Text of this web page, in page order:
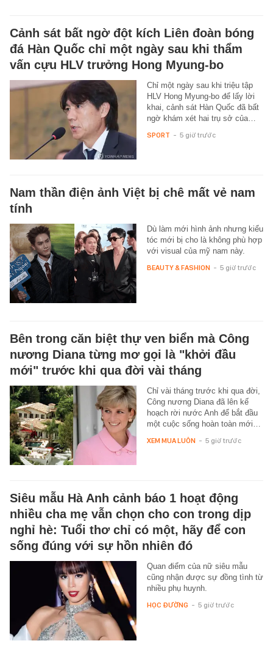
Cảnh sát bất ngờ đột kích Liên đoàn bóng
đá Hàn Quốc chỉ một ngày sau khi thẩm
vấn cựu HLV trưởng Hong Myung-bo
Chỉ một ngày sau khi triệu tập
HLV Hong Myung-bo để lấy lời
khai, cảnh sát Hàn Quốc đã bất
ngờ khám xét hai trụ sở của…
SPORT - 5 giờ trước
Nam thần điện ảnh Việt bị chê mất vẻ nam
tính
Dù làm mới hình ảnh nhưng kiểu
tóc mới bị cho là không phù hợp
với visual của mỹ nam này.
BEAUTY & FASHION - 5 giờ trước
Bên trong căn biệt thự ven biển mà Công
nương Diana từng mơ gọi là "khởi đầu
mới" trước khi qua đời vài tháng
Chỉ vài tháng trước khi qua đời,
Công nương Diana đã lên kế
hoạch rời nước Anh để bắt đầu
một cuộc sống hoàn toàn mới…
XEM MUA LUÔN - 5 giờ trước
Siêu mẫu Hà Anh cảnh báo 1 hoạt động
nhiều cha mẹ vẫn chọn cho con trong dịp
nghỉ hè: Tuổi thơ chỉ có một, hãy để con
sống đúng với sự hồn nhiên đó
Quan điểm của nữ siêu mẫu
cũng nhận được sự đồng tình từ
nhiều phụ huynh.
HỌC ĐƯỜNG - 5 giờ trước